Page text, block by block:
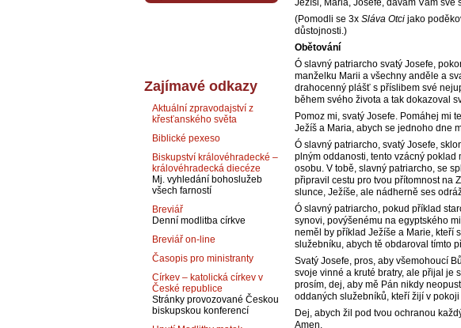
Ježíši, Maria, Josefe, dávám Vám své
(Pomodli se 3x Sláva Otci jako
důstojnosti.)
Obětování
Ó slavný patriarcho svatý Josefe,
manželku Marii a všechny anděle a
drahocenný plášť s příslibem své
během svého života a tak dokazoval
Pomoz mi, svatý Josefe. Pomáhej mi
Ježíš a Maria, abych se jednoho dne
Ó slavný patriarcho, svatý Josefe,
plným oddanosti, tento vzácný poklad
osobu. V tobě, slavný patriarcho, se
připravil cestu pro tvou přítomnost na
slunce, Ježíše, ale nádherně ses
Ó slavný patriarcho, pokud příklad
synovi, povýšenému na egyptského
neměl by příklad Ježíše a Marie, kteří
služebníku, abych tě obdaroval tímto
Svatý Josefe, pros, aby všemohoucí
svoje vinné a kruté bratry, ale přijal je
prosím, dej, aby mě Pán nikdy
oddaných služebníků, kteří žijí v
Dej, abych žil pod tvou ochranou
Amen.
Zajímavé odkazy
Aktuální zpravodajství z
křesťanského světa
Biblické pexeso
Biskupství královéhradecké –
královéhradecká diecéze
Mj. vyhledání bohoslužeb
všech farností
Breviář
Denní modlitba církve
Breviář on-line
Časopis pro ministranty
Církev – katolická církev v
České republice
Stránky provozované Českou
biskupskou konferencí